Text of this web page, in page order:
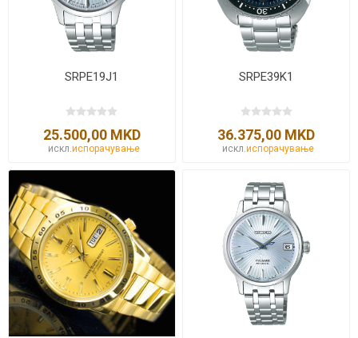
SRPE19J1
25.500,00 MKD
искл. испорачување
SRPE39K1
36.375,00 MKD
искл.испорачување